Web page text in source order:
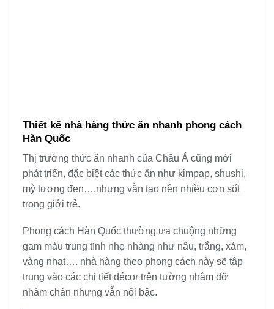
Thiết kế nhà hàng thức ăn nhanh phong cách
Hàn Quốc
Thị trường thức ăn nhanh của Châu Á cũng mới
phát triển, đặc biệt các thức ăn như kimpap, shushi,
mỳ tương đen….nhưng vẫn tạo nên nhiều cơn sốt
trong giới trẻ.
Phong cách Hàn Quốc thường ưa chuộng những
gam màu trung tính nhẹ nhàng như nâu, trắng, xám,
vàng nhạt…. nhà hàng theo phong cách này sẽ tập
trung vào các chi tiết décor trên tường nhằm đỡ
nhàm chán nhưng vẫn nổi bậc.